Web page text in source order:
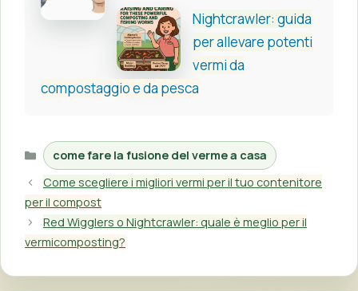
Nightcrawler: guida
per allevare potenti
vermi da
compostaggio e da pesca
Categorie
come fare la fusione del verme a casa
Come scegliere i migliori vermi per il tuo contenitore
per il compost
Red Wigglers o Nightcrawler: quale è meglio per il
vermicomposting?